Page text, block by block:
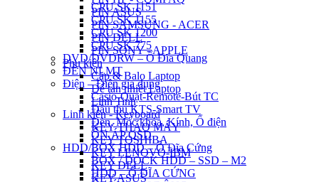
CPU SK 1151
CPU SK 1155
CPU SK 1200
CPU SK 775
DVD/DVDRW – Ổ Đĩa Quang
ĐÈN NLMT
Điện – Điện gia dụng
Casio-Quạt-Remote-Bút TC
Đầu thu KTS-Smart TV
Đèn, Móc khóa, Kính, Ổ điện
ỔN ÁP QSD
HDD/BOX HDD – Ổ Đĩa Cứng
BOX / DOCK HDD – SSD – M2
HDD – Ổ ĐĨA CỨNG
PIN ASUS
PIN SAMSUNG - ACER
PIN DELL
PIN SONY - APPLE
Phụ kiện
Cặp & Balo Laptop
Đế tản nhiệt Laptop
Linh Tinh
Linh kiện - Keyboard
KEY THÁO MÁY
KEY TOSHIBA
KEY LENOVO-IBM
KEY DELL
KEY ASUS